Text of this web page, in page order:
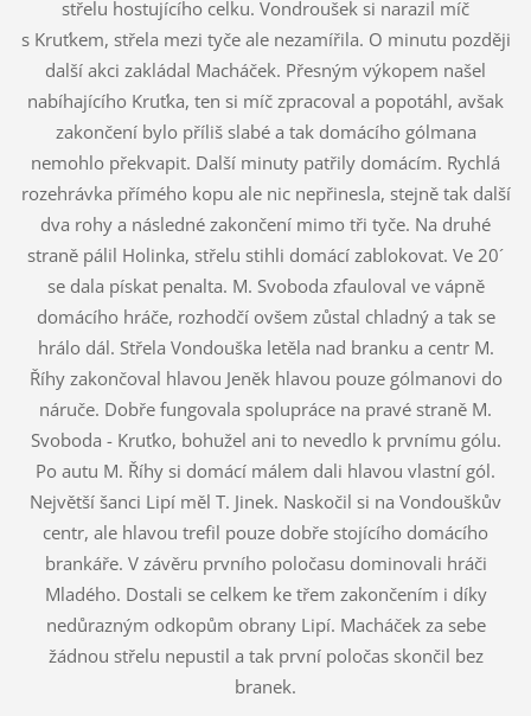
střelu hostujícího celku. Vondroušek si narazil míč
s Kruťkem, střela mezi tyče ale nezamířila. O minutu později
další akci zakládal Macháček. Přesným výkopem našel
nabíhajícího Kruťka, ten si míč zpracoval a popotáhl, avšak
zakončení bylo příliš slabé a tak domácího gólmana
nemohlo překvapit. Další minuty patřily domácím. Rychlá
rozehrávka přímého kopu ale nic nepřinesla, stejně tak další
dva rohy a následné zakončení mimo tři tyče. Na druhé
straně pálil Holinka, střelu stihli domácí zablokovat. Ve 20´
se dala pískat penalta. M. Svoboda zfauloval ve vápně
domácího hráče, rozhodčí ovšem zůstal chladný a tak se
hrálo dál. Střela Vondouška letěla nad branku a centr M.
Říhy zakončoval hlavou Jeněk hlavou pouze gólmanovi do
náruče. Dobře fungovala spolupráce na pravé straně M.
Svoboda - Kruťko, bohužel ani to nevedlo k prvnímu gólu.
Po autu M. Říhy si domácí málem dali hlavou vlastní gól.
Největší šanci Lipí měl T. Jinek. Naskočil si na Vondouškův
centr, ale hlavou trefil pouze dobře stojícího domácího
brankáře. V závěru prvního poločasu dominovali hráči
Mladého. Dostali se celkem ke třem zakončením i díky
nedůrazným odkopům obrany Lipí. Macháček za sebe
žádnou střelu nepustil a tak první poločas skončil bez
branek.